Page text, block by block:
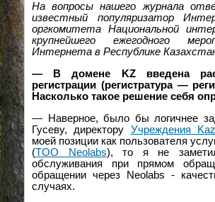
На вопросы нашего журнала
известный популяризатор
оргкомитета Национальной
крупнейшего ежегодного
Интернета в Республике
— В домене KZ введена
регистрации (регистратура —
Насколько такое решение себя
— Наверное, было бы логичнее
Гусеву, директору Учреждения
моей позиции как пользователя
(TOO Neolabs), то я не
обслуживания при прямом
обращении через Neolabs -
случаях.